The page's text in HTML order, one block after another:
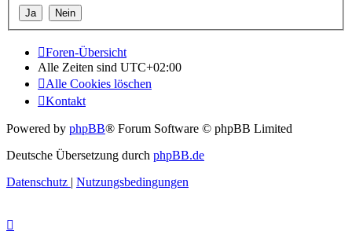
Foren-Übersicht
Alle Zeiten sind UTC+02:00
Alle Cookies löschen
Kontakt
Powered by phpBB® Forum Software © phpBB Limited
Deutsche Übersetzung durch phpBB.de
Datenschutz | Nutzungsbedingungen